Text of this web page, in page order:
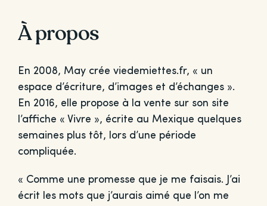
À propos
En 2008, May crée viedemiettes.fr, « un
espace d’écriture, d’images et d’échanges ».
En 2016, elle propose à la vente sur son site
l’affiche « Vivre », écrite au Mexique quelques
semaines plus tôt, lors d’une période
compliquée.
« Comme une promesse que je me faisais. J’ai
écrit les mots que j’aurais aimé que l’on me